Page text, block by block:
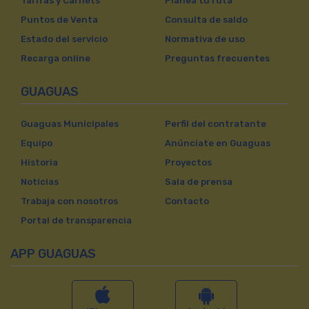
Puntos de Venta
Estado del servicio
Recarga online
Consulta de saldo
Normativa de uso
Preguntas frecuentes
GUAGUAS
Guaguas Municipales
Equipo
Historia
Noticias
Trabaja con nosotros
Portal de transparencia
Perfil del contratante
Anúnciate en Guaguas
Proyectos
Sala de prensa
Contacto
APP GUAGUAS